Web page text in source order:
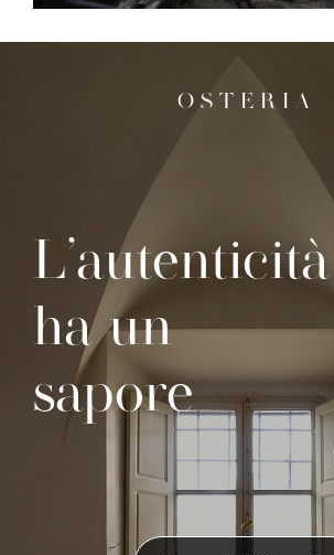
OSTERIA
L’autenticità
ha un
sapore